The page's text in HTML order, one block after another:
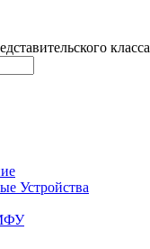
класса
Устройства